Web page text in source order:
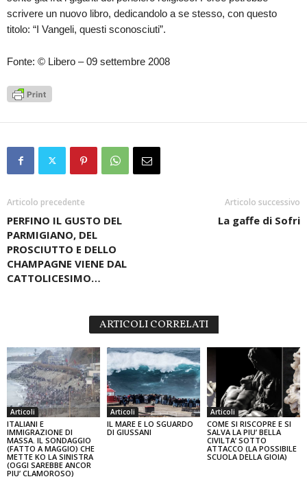
scrivere un nuovo libro, dedicandolo a se stesso, con questo
titolo: “I Vangeli, questi sconosciuti”.
Fonte: © Libero – 09 settembre 2008
Articolo precedente
PERFINO IL GUSTO DEL
PARMIGIANO, DEL
PROSCIUTTO E DELLO
CHAMPAGNE VIENE DAL
CATTOLICESIMO…
Articolo successivo
La gaffe di Sofri
ARTICOLI CORRELATI
Articoli
ITALIANI E
IMMIGRAZIONE DI
MASSA. IL SONDAGGIO
(FATTO A MAGGIO) CHE
METTE KO LA SINISTRA
(OGGI SAREBBE ANCOR
PIU’ CLAMOROSO)
Articoli
IL MARE E LO SGUARDO
DI GIUSSANI
Articoli
COME SI RISCOPRE E SI
SALVA LA PIU’ BELLA
CIVILTA’ SOTTO
ATTACCO (LA POSSIBILE
SCUOLA DELLA GIOIA)